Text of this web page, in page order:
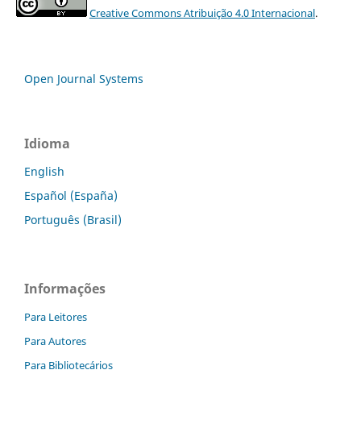
Creative Commons Atribuição 4.0 Internacional.
Open Journal Systems
Idioma
English
Español (España)
Português (Brasil)
Informações
Para Leitores
Para Autores
Para Bibliotecários